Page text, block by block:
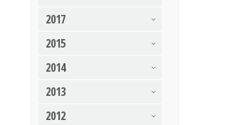
2017
2015
2014
2013
2012